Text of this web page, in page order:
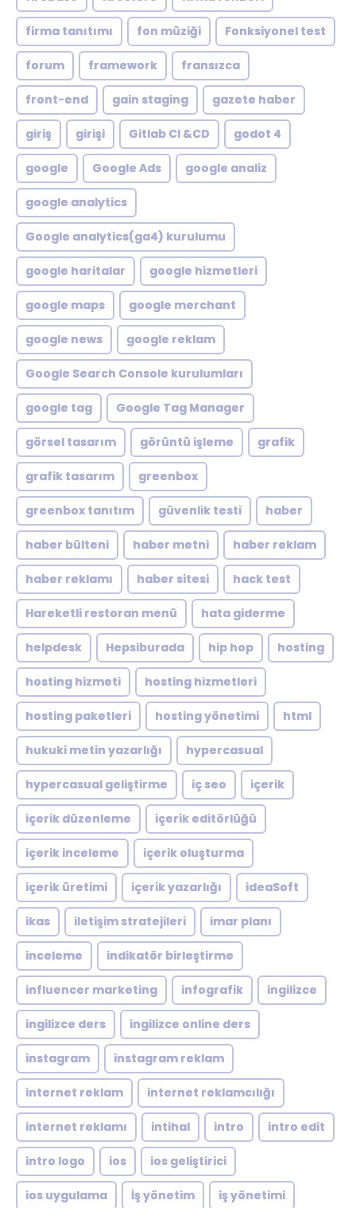
firma tanıtımı fon müziği Fonksiyonel test
forum framework fransızca
front-end gain staging gazete haber
giriş girişi Gitlab CI &CD godot 4
google Google Ads google analiz
google analytics
Google analytics(ga4) kurulumu
google haritalar google hizmetleri
google maps google merchant
google news google reklam
Google Search Console kurulumları
google tag Google Tag Manager
görsel tasarım görüntü işleme grafik
grafik tasarım greenbox
greenbox tanıtım güvenlik testi haber
haber bülteni haber metni haber reklam
haber reklamı haber sitesi hack test
Hareketli restoran menü hata giderme
helpdesk Hepsiburada hip hop hosting
hosting hizmeti hosting hizmetleri
hosting paketleri hosting yönetimi html
hukuki metin yazarlığı hypercasual
hypercasual geliştirme iç seo içerik
içerik düzenleme içerik editörlüğü
içerik inceleme içerik oluşturma
içerik üretimi içerik yazarlığı ideaSoft
ikas iletişim stratejileri imar planı
inceleme indikatör birleştirme
influencer marketing infografik ingilizce
ingilizce ders ingilizce online ders
instagram instagram reklam
internet reklam internet reklamcılığı
internet reklamı intihal intro intro edit
intro logo ios ios geliştirici
ios uygulama İş yönetim iş yönetimi